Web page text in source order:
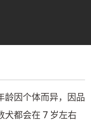
龄因个体而异，因品
犬都会在 7 岁左右